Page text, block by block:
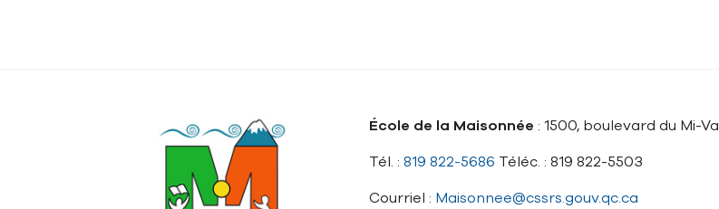
École de la Maisonnée : 1500, boulevard du Mi-
Tél. : 819 822-5686 Téléc. : 819 822-5503
Courriel : Maisonnee@cssrs.gouv.qc.ca